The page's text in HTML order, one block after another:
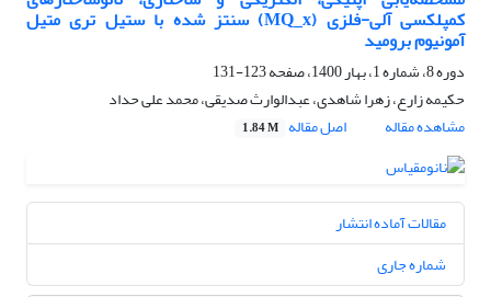
کمپلکسی آلی-فلزی (MQ_x) سنتز شده با ستیل تری متیل
آمونیوم برومید
دوره 8، شماره 1، بهار 1400، صفحه
123-131
حکیمه زارع، زهرا شاهدی، عبدالوارث صدیقی، محمد علی حداد
مشاهده مقاله
اصل مقاله 1.84 M
مقالات آماده انتشار
شماره جاری